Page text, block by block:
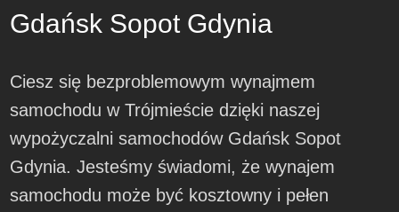
Gdańsk Sopot Gdynia
Ciesz się bezproblemowym wynajmem
samochodu w Trójmieście dzięki naszej
wypożyczalni samochodów Gdańsk Sopot
Gdynia. Jesteśmy świadomi, że wynajem
samochodu może być kosztowny i pełen